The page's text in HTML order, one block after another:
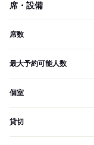
席・設備
席数
最大予約可能人数
個室
貸切